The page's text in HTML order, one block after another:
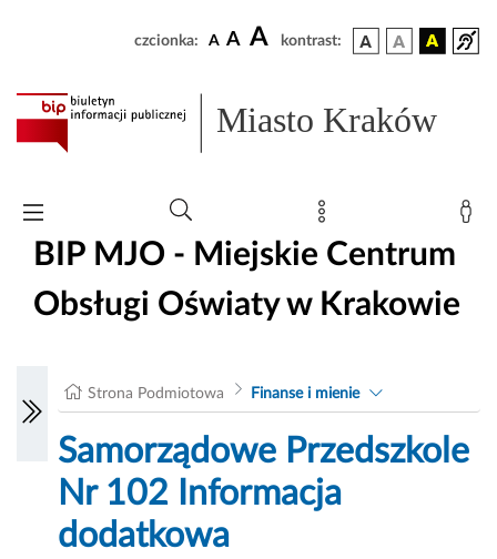
czcionka: A A A kontrast:
Miasto Kraków
BIP MJO - Miejskie Centrum
Obsługi Oświaty w Krakowie
Strona Podmiotowa Finanse i mienie
Samorządowe Przedszkole
Nr 102 Informacja
dodatkowa